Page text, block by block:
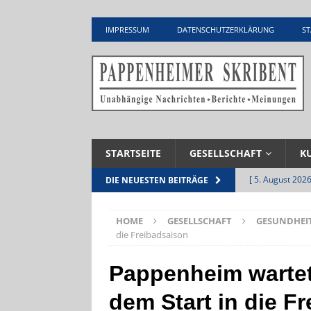
IMPRESSUM DATENSCHUTZERKLÄRUNG
STARTSEITE GESELLSCHAFT
DIE NEUESTEN BEITRÄGE [ 5. August
[ 5. August 2026
[ 4. August 2026
HOME GESELLSCHAFT
die Freibadsaison
Pappenheim
dem Start in die